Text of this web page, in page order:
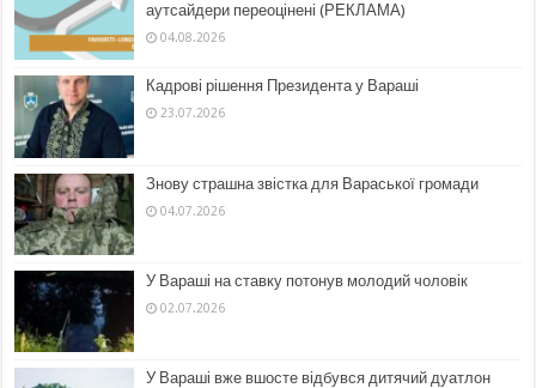
аутсайдери переоцінені (РЕКЛАМА)
04.08.2026
Кадрові рішення Президента у Вараші
23.07.2026
Знову страшна звістка для Вараської громади
04.07.2026
У Вараші на ставку потонув молодий чоловік
02.07.2026
У Вараші вже вшосте відбувся дитячий дуатлон